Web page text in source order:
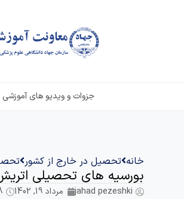
جزوات و ویدیو های آموزشی
خانه تحصیل در خارج از کشور
بورسیه های تحصیلی
jahad pezeshki مرداد 19, 1402